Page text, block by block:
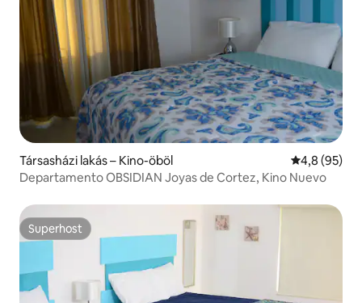
Társasházi lakás – Kino-öböl Átlagos
4,8 (95)
Departamento OBSIDIAN Joyas de Cortez, Kino Nuevo
Superhost
Superhost